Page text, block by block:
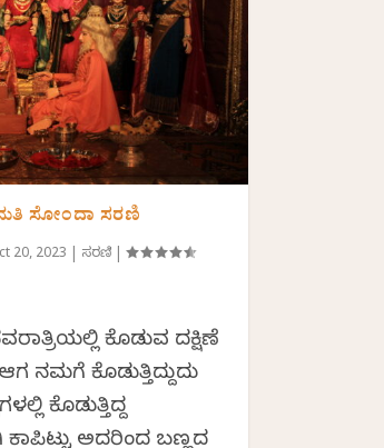
ಸೋಂದಾ ಸರಣಿ
20, 2023 ಸರಣಿ |
ಕೊಡುವ ದಕ್ಷಿಣೆ
ಕೊಡುತ್ತಿದ್ದುದು
ಕೊಡುತ್ತಿದ್ದ
ಅದರಿಂದ ಬಣ್ಣದ